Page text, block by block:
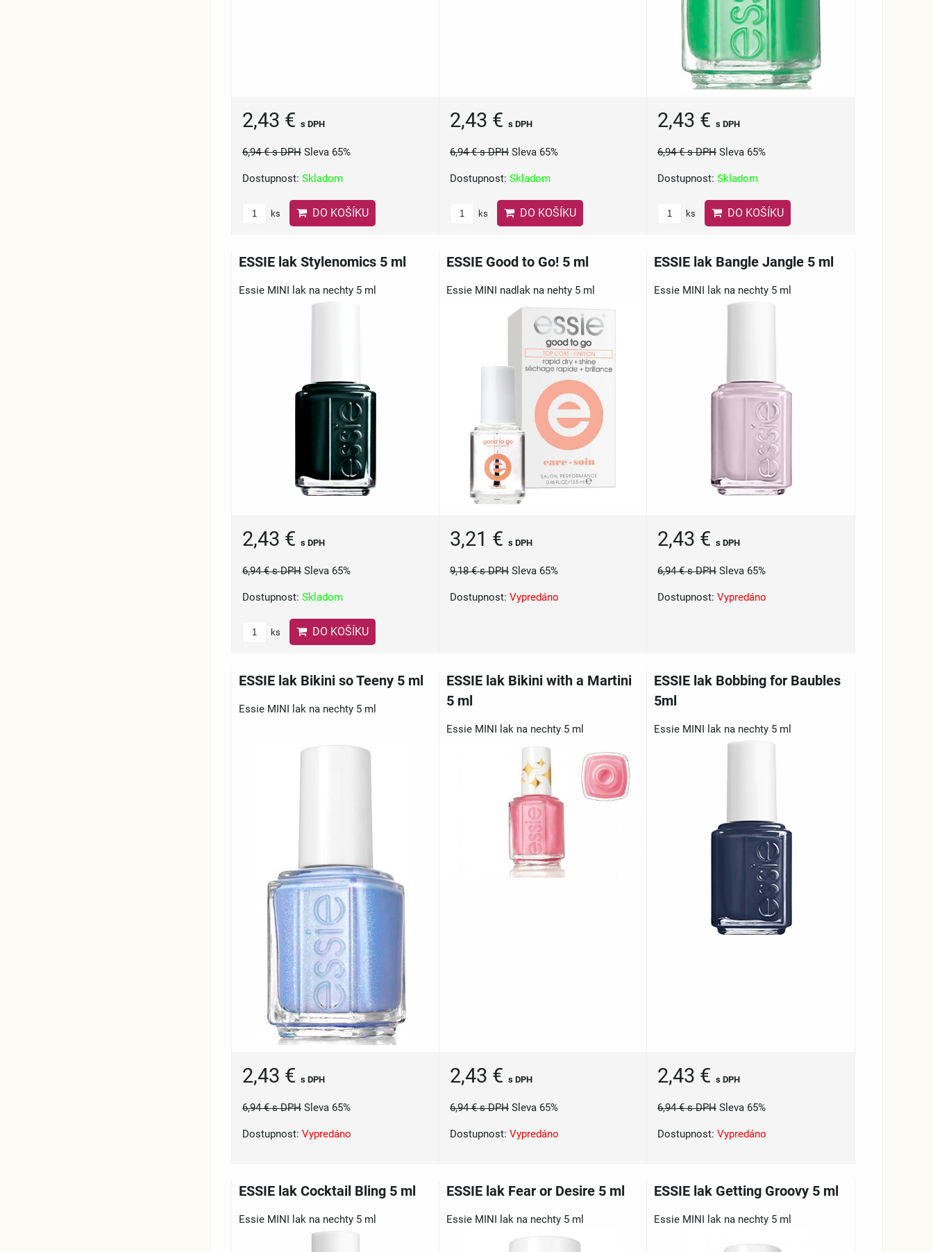
2,43 € s DPH
6,94 €s DPH Sleva 65%
Dostupnost: Skladom
ks DO KOŠÍKU
2,43 € s DPH
6,94 €s DPH Sleva 65%
Dostupnost: Skladom
ks DO KOŠÍKU
2,43 €s DPH
6,94 €s DPH Sleva 65%
Dostupnost:Skladom
ks DO KOŠÍKU
ESSIE lak Stylenomics 5 ml
Essie MINI lak na nechty 5 ml
2,43 € s DPH
6,94 €s DPH Sleva 65%
Dostupnost: Skladom
ks DO KOŠÍKU
ESSIE Good to Go! 5 ml
Essie MINI nadlak na nehty 5 ml
3,21 € s DPH
9,18 €s DPH Sleva 65%
Dostupnost: Vypredáno
ESSIE lak Bangle Jangle 5 ml
Essie MINI lak na nechty 5 ml
2,43 €s DPH
6,94 €s DPH Sleva 65%
Dostupnost:Vypredáno
ESSIE lak Bikini so Teeny 5 ml
Essie MINI lak na nechty 5 ml
2,43 € s DPH
6,94 €s DPH Sleva 65%
Dostupnost: Vypredáno
ESSIE lak Bikini with a Martini
5 ml
Essie MINI lak na nechty 5 ml
2,43 € s DPH
6,94 €s DPH Sleva 65%
Dostupnost: Vypredáno
ESSIE lak Bobbing for Baubles
5ml
Essie MINI lak na nechty 5 ml
2,43 €s DPH
6,94 €s DPH Sleva 65%
Dostupnost:Vypredáno
ESSIE lak Cocktail Bling 5 ml
Essie MINI lak na nechty 5 ml
ESSIE lak Fear or Desire 5 ml
Essie MINI lak na nechty 5 ml
ESSIE lak Getting Groovy 5 ml
Essie MINI lak na nechty 5 ml